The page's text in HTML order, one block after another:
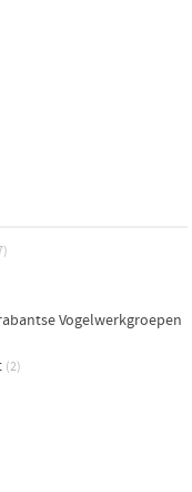
Vogelwerkgroepen
(2)